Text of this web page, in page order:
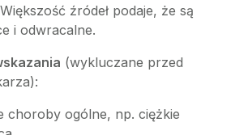
źródeł podaje, że są
i odwracalne.
(wykluczane przed
choroby ogólne, np. ciężkie